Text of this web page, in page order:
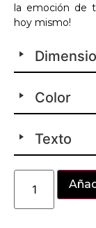
la emoción de
hoy mismo!
Color
Texto